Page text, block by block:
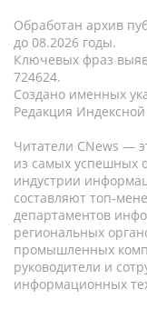
Обработан архив
до 08.2026 годы.
Ключевых фраз
724624.
Создано именных
Редакция
Читатели CNews —
из самых успешных
индустрии
составляют топ-
департаментов
региональных
промышленных
руководители и
информационных